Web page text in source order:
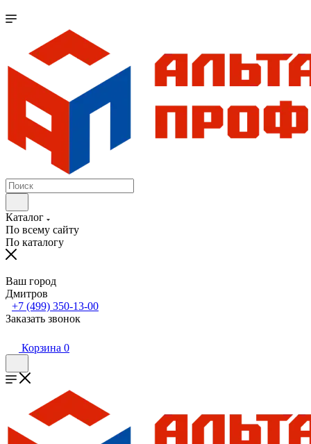
Каталог
По всему сайту
По каталогу
Ваш город
Дмитров
+7 (499) 350-13-00
Заказать звонок
Корзина 0